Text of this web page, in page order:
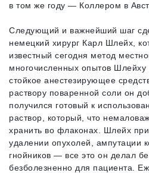
в том же году — Коллером в
Следующий и важнейший шаг
немецкий хирург Карл Шлейх,
известный сегодня метод
многочисленных опытов Шлейху
стойкое анестезирующее
раствору поваренной соли он
получился готовый к
раствор, который, что
хранить во флаконах. Шлейх
удалении опухолей, ампутации
гнойников — все это он делал
безболезненно для пациента.